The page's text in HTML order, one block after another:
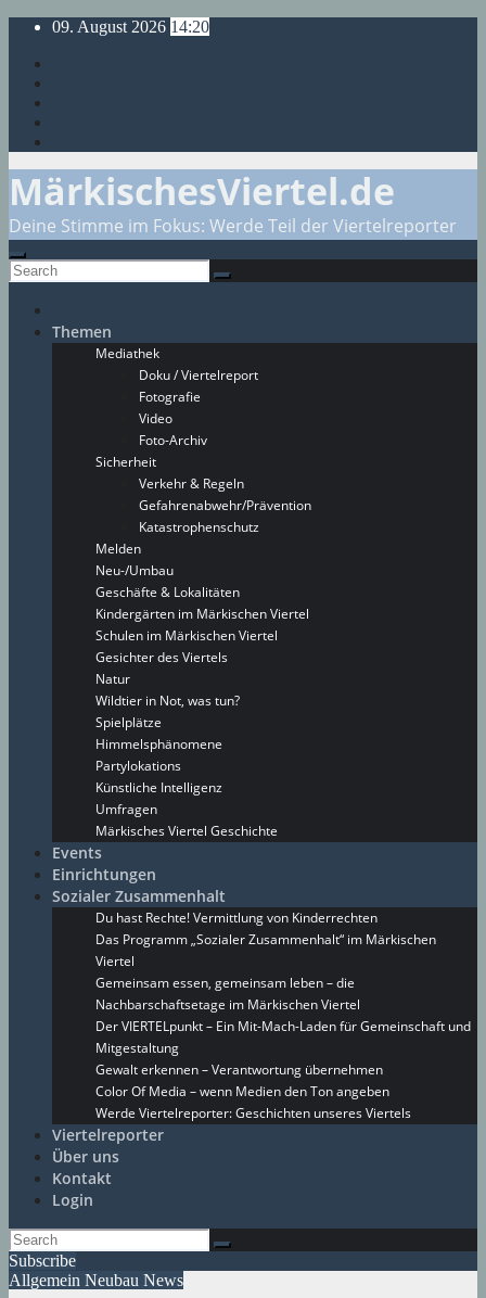
Skip
content
09. August 2026 14:20
MärkischesViertel.de
Deine Stimme im Fokus: Werde Teil der Viertelreporter
Themen
Mediathek
Doku / Viertelreport
Fotografie
Video
Foto-Archiv
Sicherheit
Verkehr & Regeln
Gefahrenabwehr/Prävention
Katastrophenschutz
Melden
Neu-/Umbau
Geschäfte & Lokalitäten
Kindergärten im Märkischen Viertel
Schulen im Märkischen Viertel
Gesichter des Viertels
Natur
Wildtier in Not, was tun?
Spielplätze
Himmelsphänomene
Partylokations
Künstliche Intelligenz
Umfragen
Märkisches Viertel Geschichte
Events
Einrichtungen
Sozialer Zusammenhalt
Du hast Rechte! Vermittlung von Kinderrechten
Das Programm „Sozialer Zusammenhalt“ im Märkischen
Viertel
Gemeinsam essen, gemeinsam leben – die
Nachbarschaftsetage im Märkischen Viertel
Der VIERTELpunkt – Ein Mit-Mach-Laden für Gemeinschaft und
Mitgestaltung
Gewalt erkennen – Verantwortung übernehmen
Color Of Media – wenn Medien den Ton angeben
Werde Viertelreporter: Geschichten unseres Viertels
Viertelreporter
Über uns
Kontakt
Login
Subscribe
Allgemein Neubau News